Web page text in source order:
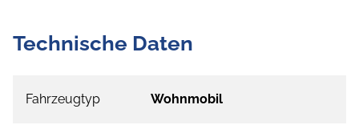
Technische Daten
Fahrzeugtyp Wohnmobil